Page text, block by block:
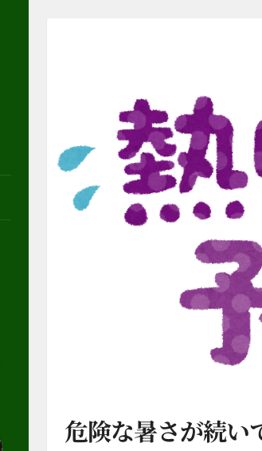
危険な暑さが続い